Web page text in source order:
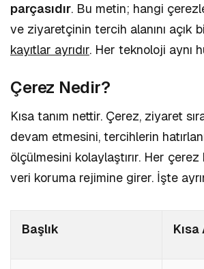
parçasıdır. Bu metin; hangi
ve ziyaretçinin tercih alanını açık
kayıtlar ayrıdır. Her teknoloji aynı
Çerez Nedir?
Kısa tanım nettir. Çerez, ziyaret
devam etmesini, tercihlerin
ölçülmesini kolaylaştırır. Her
veri koruma rejimine girer. İşte
Başlık